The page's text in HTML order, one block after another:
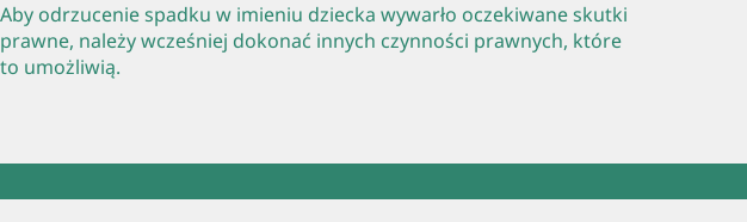
Aby odrzucenie spadku w imieniu dziecka wywarło oczekiwane skutki
prawne, należy wcześniej dokonać innych czynności prawnych, które
to umożliwią.